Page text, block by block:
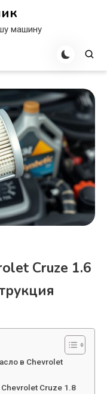
машину
Cruze 1.6
в Chevrolet
Cruze 1.8